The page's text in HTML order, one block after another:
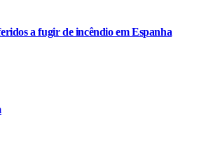
a fugir de incêndio em Espanha